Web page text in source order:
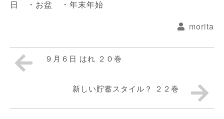
日 ・お盆 ・年末年始
morita
９月６日 はれ ２０巻
新しい貯蓄スタイル？ ２２巻